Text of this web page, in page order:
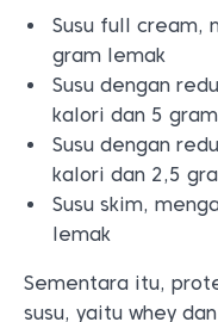
Susu full cream,
gram lemak
Susu dengan
kalori dan 5
Susu dengan
kalori dan 2,5
Susu skim,
lemak
Sementara itu,
susu, yaitu whey